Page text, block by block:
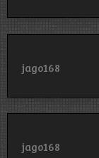
jago168
jago168